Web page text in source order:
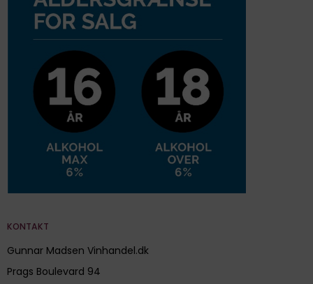
KONTAKT
Gunnar Madsen Vinhandel.dk
Prags Boulevard 94